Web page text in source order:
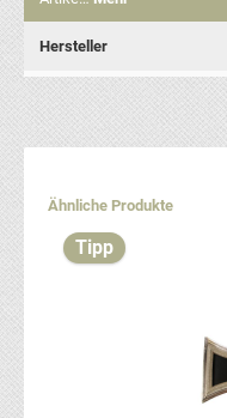
Hersteller
Produktgalerie überspringen
Ähnliche Produkte
Tipp